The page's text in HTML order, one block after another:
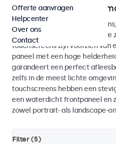
Outdoor touchscreen
Weersbestendige
binnen- als buitengebruik.
touchscreens zijn voorzien van
paneel met een hoge
garandeert een perfect
zelfs in de meest lichte
touchscreens hebben een
een waterdicht frontpaneel en
zowel portrait- als landscape-
Filter (5)
Offerte aanvragen
Helpcenter
Over ons
Contact